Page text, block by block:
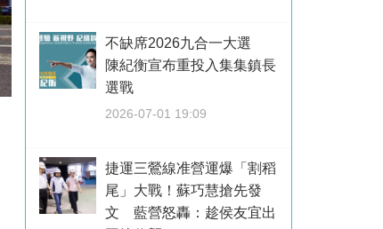
不缺席2026九合一大選
陳紀衡宣布重投入集集鎮長
選戰
2026-07-01 19:09
捷運三鶯線准營運爆「割稻
尾」大戰！蘇巧慧搶先發
文 藍營怒轟：趁侯友宜出